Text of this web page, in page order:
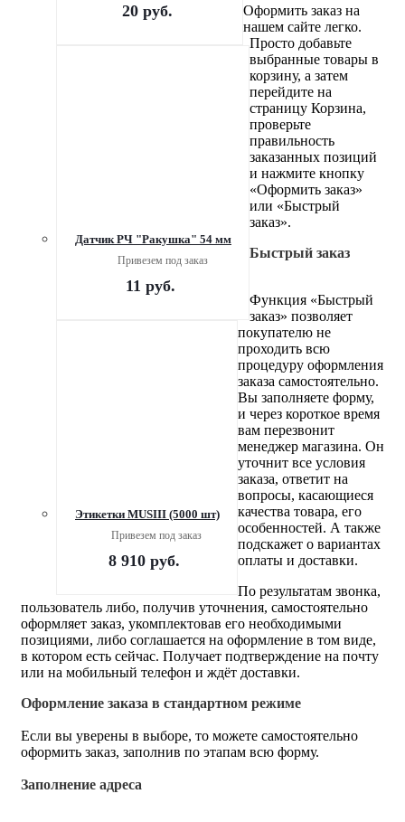
20руб.
Датчик РЧ "Ракушка" 54 мм
Привезем под заказ
11 руб.
Этикетки MUSIII (5000 шт)
Привезем под заказ
8 910 руб.
Оформить заказ на
нашем сайте легко.
Просто добавьте
выбранные товары в
корзину, а затем
перейдите на
страницу Корзина,
проверьте
правильность
заказанных позиций
и нажмите кнопку
«Оформить заказ»
или «Быстрый
заказ».
Быстрый заказ
Функция «Быстрый
заказ» позволяет
покупателю не
проходить всю
процедуру оформления
заказа самостоятельно.
Вы заполняете форму,
и через короткое время
вам перезвонит
менеджер магазина. Он
уточнит все условия
заказа, ответит на
вопросы, касающиеся
качества товара, его
особенностей. А также
подскажет о вариантах
оплаты и доставки.
По результатам звонка,
пользователь либо, получив уточнения, самостоятельно
оформляет заказ, укомплектовав его необходимыми
позициями, либо соглашается на оформление в том виде,
в котором есть сейчас. Получает подтверждение на почту
или на мобильный телефон и ждёт доставки.
Оформление заказа в стандартном режиме
Если вы уверены в выборе, то можете самостоятельно
оформить заказ, заполнив по этапам всю форму.
Заполнение адреса